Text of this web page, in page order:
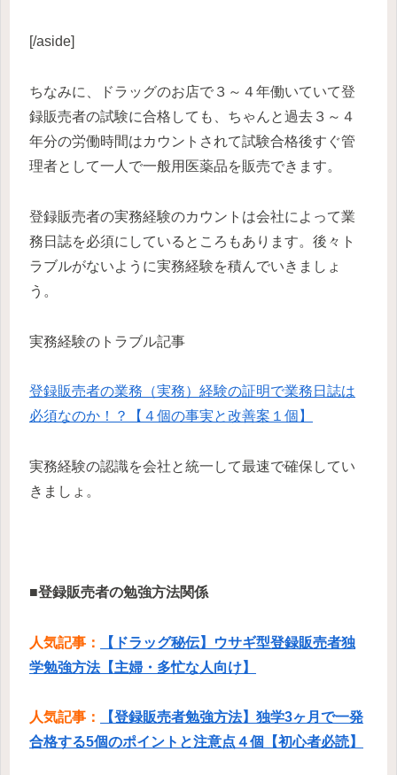
[/aside]
ちなみに、ドラッグのお店で３～４年働いていて登
録販売者の試験に合格しても、ちゃんと過去３～４
年分の労働時間はカウントされて試験合格後すぐ管
理者として一人で一般用医薬品を販売できます。
登録販売者の実務経験のカウントは会社によって業
務日誌を必須にしているところもあります。後々ト
ラブルがないように実務経験を積んでいきましょ
う。
実務経験のトラブル記事
登録販売者の業務（実務）経験の証明で業務日誌は
必須なのか！？【４個の事実と改善案１個】
実務経験の認識を会社と統一して最速で確保してい
きましょ。
■登録販売者の勉強方法関係
人気記事：
【ドラッグ秘伝】ウサギ型登録販売者独
学勉強方法【主婦・多忙な人向け】
人気記事：
【登録販売者勉強方法】独学3ヶ月で一発
合格する5個のポイントと注意点４個【初心者必読】